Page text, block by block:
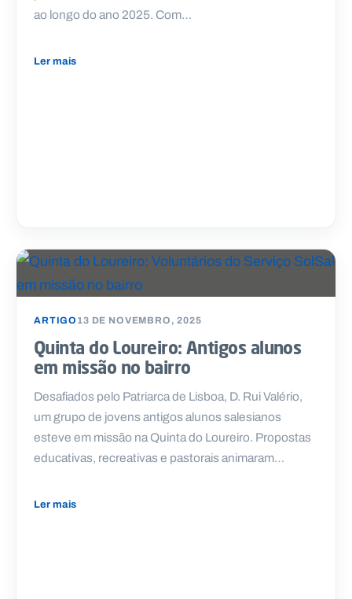
ao longo do ano 2025. Com…
Ler mais
ARTIGO13 DE NOVEMBRO, 2025
Quinta do Loureiro: Antigos alunos
em missão no bairro
Desafiados pelo Patriarca de Lisboa, D. Rui Valério,
um grupo de jovens antigos alunos salesianos
esteve em missão na Quinta do Loureiro. Propostas
educativas, recreativas e pastorais animaram…
Ler mais